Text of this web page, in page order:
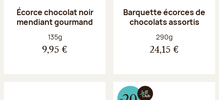
Écorce chocolat noir
mendiant gourmand
Poids net :
135g
9,95 €
Barquette écorces de
chocolats assortis
Poids net :
290g
24,15 €